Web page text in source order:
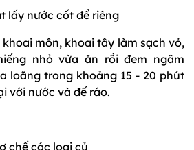
lấy nước cốt để riêng
môn, khoai tây làm sạch vỏ,
nhỏ vừa ăn rồi đem ngâm
loãng trong khoảng 15 - 20 phút
với nước và để ráo.
chế các loại củ